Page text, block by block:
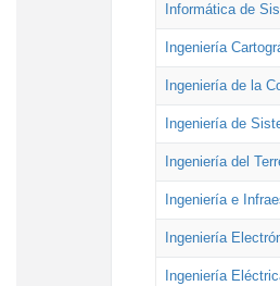
Informática de
Ingeniería
Ingeniería de la
Ingeniería de
Ingeniería del
Ingeniería e
Ingeniería
Ingeniería